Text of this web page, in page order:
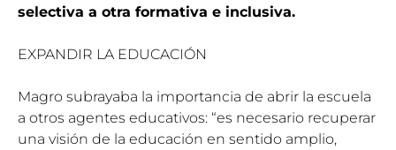
selectiva a otra formativa e inclusiva.
EXPANDIR LA EDUCACIÓN
Magro subrayaba la importancia de abrir la escuela
a otros agentes educativos: “es necesario recuperar
una visión de la educación en sentido amplio,